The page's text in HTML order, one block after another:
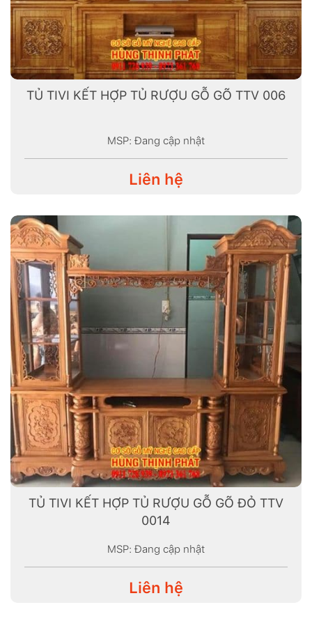
TỦ TIVI KẾT HỢP TỦ RƯỢU GỖ GÕ TTV 006
MSP: Đang cập nhật
Liên hệ
TỦ TIVI KẾT HỢP TỦ RƯỢU GỖ GÕ ĐỎ TTV
0014
MSP: Đang cập nhật
Liên hệ